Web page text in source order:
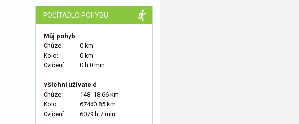
POČÍTADLO POHYBU
Můj pohyb
Chůze:
0 km
Kolo:
0 km
Cvičení:
0 h 0 min
Všichni uživatelé
Chůze:
148118.66 km
Kolo:
67460.85 km
Cvičení:
6079 h 7 min